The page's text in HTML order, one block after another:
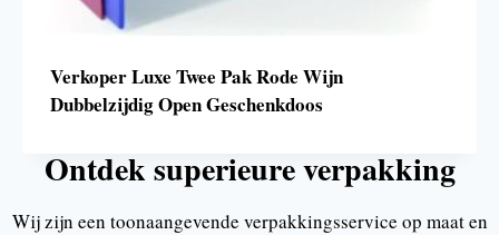
Verkoper Luxe Twee Pak Rode Wijn
Dubbelzijdig Open Geschenkdoos
Ontdek superieure verpakking
Wij zijn een toonaangevende verpakkingsservice op maat en